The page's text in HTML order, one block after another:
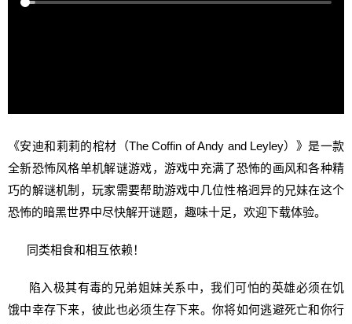
《安迪和莉莉的棺材（The Coffin of Andy and Leyley）》是一款
全新恐怖风格单机解谜游戏，游戏中充满了恐怖的画风和各种精
巧的解谜机制，玩家需要帮助游戏中几位性格迥异的兄妹在这个
恐怖的暗黑世界中尽快解开谜题，趣味十足，欢迎下载体验。
同类相食和相互依赖！
陷入极其有毒的兄弟姐妹关系中，我们可怕的英雄必须在饥
饿中幸存下来，彼此也必须生存下来。你将如何逃避死亡和你行